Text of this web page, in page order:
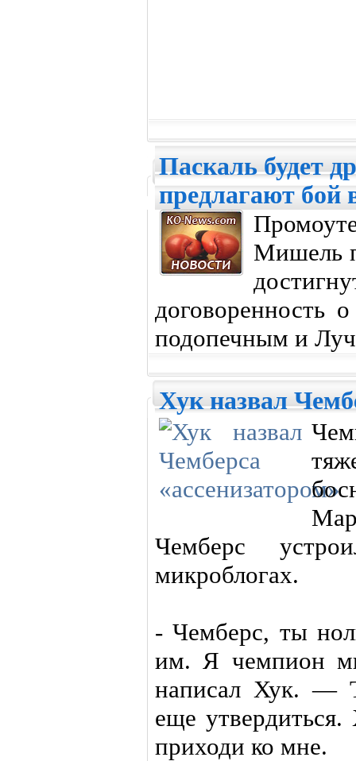
Паскаль будет
предлагают бой
Мишель
договоренность
подопечным и
Хук назвал
Чемберс
микроблогах.
- Чемберс, ты
им. Я чемпион
написал Хук. —
еще
приходи ко мне.